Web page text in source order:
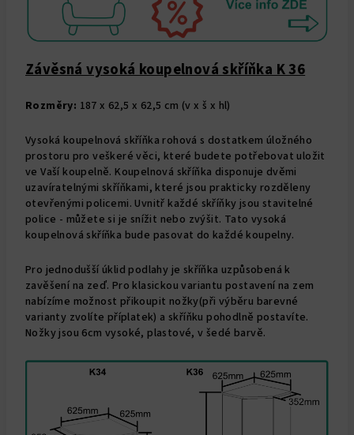
Závěsná vysoká koupelnová skříňka K 36
Rozměry: 187 x 62,5 x 62,5 cm (v x š x hl)
Vysoká koupelnová skříňka rohová s dostatkem úložného
prostoru pro veškeré věci, které budete potřebovat uložit
ve Vaší koupelně. Koupelnová skříňka disponuje dvěmi
uzavíratelnými skříňkami, které jsou prakticky rozděleny
otevřenými policemi. Uvnitř každé skříňky jsou stavitelné
police - můžete si je snížit nebo zvýšit. Tato vysoká
koupelnová skříňka bude pasovat do každé koupelny.
Pro jednodušší úklid podlahy je skříňka uzpůsobená k
zavěšení na zeď. Pro klasickou variantu postavení na zem
nabízíme možnost přikoupit nožky(při výběru barevné
varianty zvolíte příplatek) a skříňku pohodlně postavíte.
Nožky jsou 6cm vysoké, plastové, v šedé barvě.